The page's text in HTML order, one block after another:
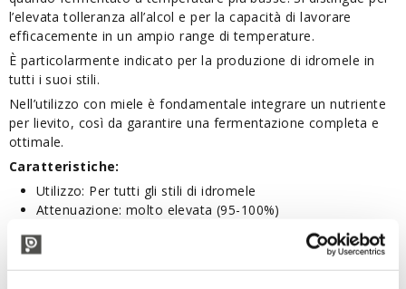
l’elevata tolleranza all’alcol e per la capacità di lavorare
efficacemente in un ampio range di temperature.
È particolarmente indicato per la produzione di idromele in
tutti i suoi stili.
Nell’utilizzo con miele è fondamentale integrare un nutriente
per lievito, così da garantire una fermentazione completa e
ottimale.
Caratteristiche:
Utilizzo: Per tutti gli stili di idromele
Attenuazione: molto elevata (95-100%)
Tolleranza all'alcol: 18%
Confezione: 10 gr